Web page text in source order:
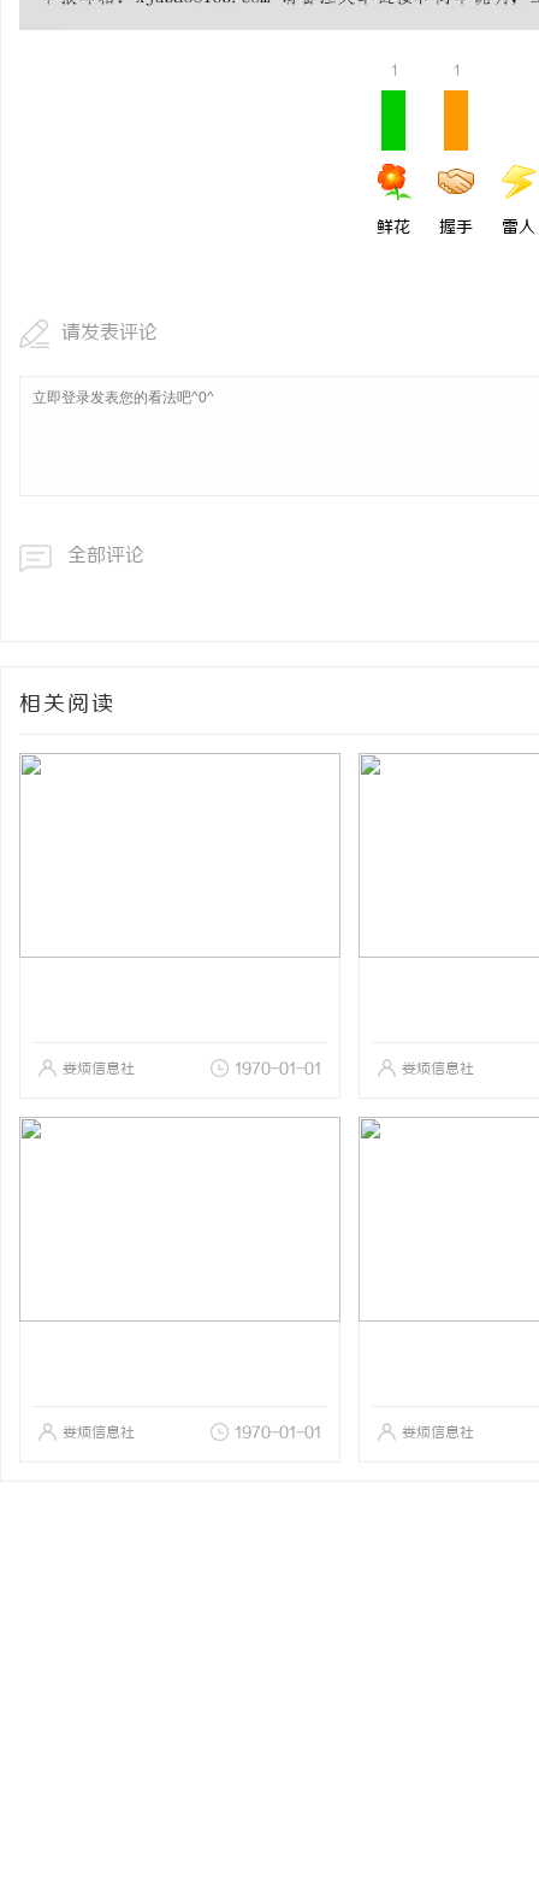
1
鲜花
1
握手 雷人
请发表评论
全部评论
相关阅读
娄烦信息社 1970-01-01 娄烦信息社
娄烦信息社 1970-01-01 娄烦信息社